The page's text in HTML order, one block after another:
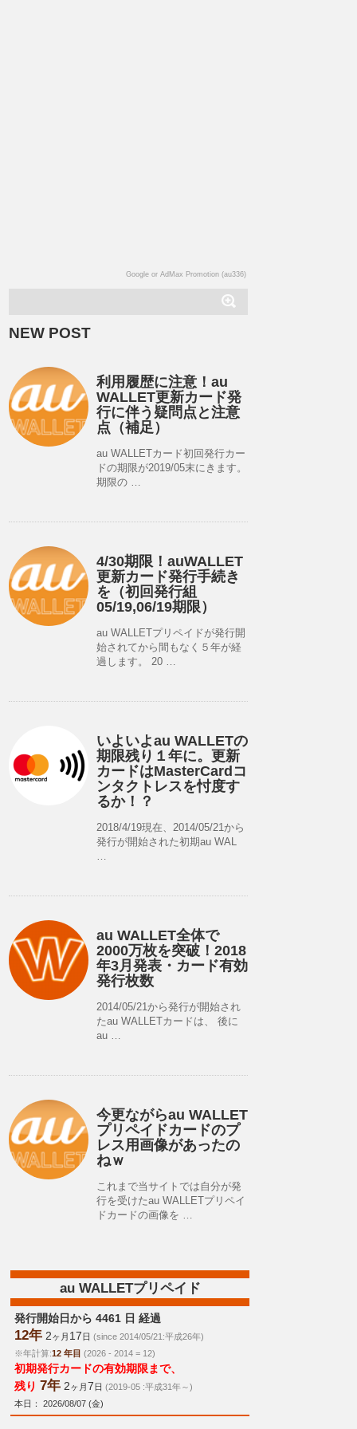
Google or AdMax Promotion (au336)
NEW POST
利用履歴に注意！au
WALLET更新カード発
行に伴う疑問点と注意
点（補足）
au WALLETカード初回発行カー
ドの期限が2019/05末にきます。
期限の …
4/30期限！auWALLET
更新カード発行手続き
を（初回発行組
05/19,06/19期限）
au WALLETプリペイドが発行開
始されてから間もなく５年が経
過します。 20 …
いよいよau WALLETの
期限残り１年に。更新
カードはMasterCardコ
ンタクトレスを忖度す
るか！？
2018/4/19現在、2014/05/21から
発行が開始された初期au WAL
…
au WALLET全体で
2000万枚を突破！2018
年3月発表・カード有効
発行枚数
2014/05/21から発行が開始され
たau WALLETカードは、 後に
au …
今更ながらau WALLET
プリペイドカードのプ
レス用画像があったの
ねｗ
これまで当サイトでは自分が発
行を受けたau WALLETプリペイ
ドカードの画像を …
au WALLETプリペイド
発行開始日から 4461 日 経過
12年 2ヶ月 17日 (since 2014/05/21:平成26年)
※年計算:12 年目 (2026 - 2014 = 12)
初期発行カードの有効期限まで、
残り 7年 2ヶ月7日 (2019-05 :平成31年～)
本日： 2026/08/07 (金)